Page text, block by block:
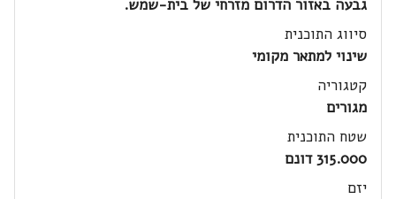
גבעה באזור הדרום מזרחי של בית-שמש.
סיווג התוכנית
שינוי למתאר מקומי
קטגוריה
מגורים
שטח התוכנית
315.000 דונם
יזם